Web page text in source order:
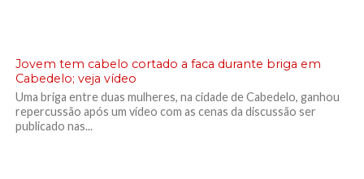
Jovem tem cabelo cortado a faca durante briga em
Cabedelo; veja vídeo
Uma briga entre duas mulheres, na cidade de Cabedelo, ganhou
repercussão após um vídeo com as cenas da discussão ser
publicado nas...